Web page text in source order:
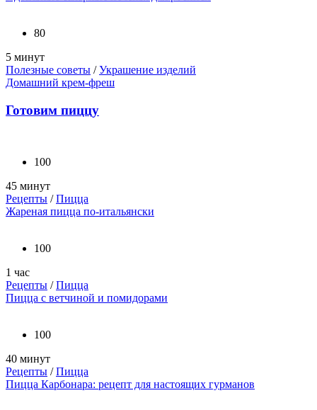
80
5 минут
Полезные советы /Украшение изделий
Домашний крем-фреш
Готовим пиццу
100
45 минут
Рецепты /Пицца
Жареная пицца по-итальянски
100
1 час
Рецепты /Пицца
Пицца с ветчиной и помидорами
100
40 минут
Рецепты /Пицца
Пицца Карбонара: рецепт для настоящих гурманов